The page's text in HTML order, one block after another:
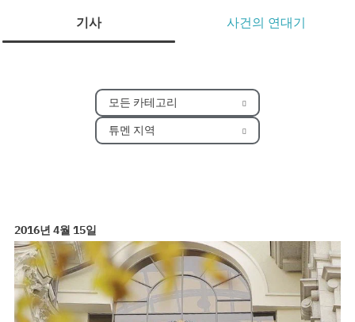
기사 사건의 연대기
모든 카테고리
튜멘 지역
2016년 4월 15일